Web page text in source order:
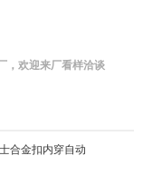
，欢迎来厂看样洽谈
合金扣内穿自动